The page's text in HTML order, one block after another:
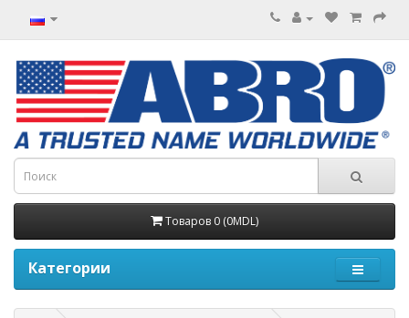
Товаров 0 (0MDL)
Категории